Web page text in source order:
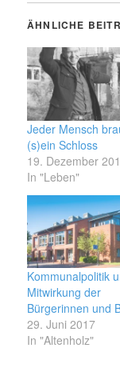
ÄHNLICHE
Jeder Mensch
(s)ein Schloss
19. Dezember
In "Leben"
Kommunalpolitik
Mitwirkung der
Bürgerinnen und
29. Juni 2017
In "Altenholz"